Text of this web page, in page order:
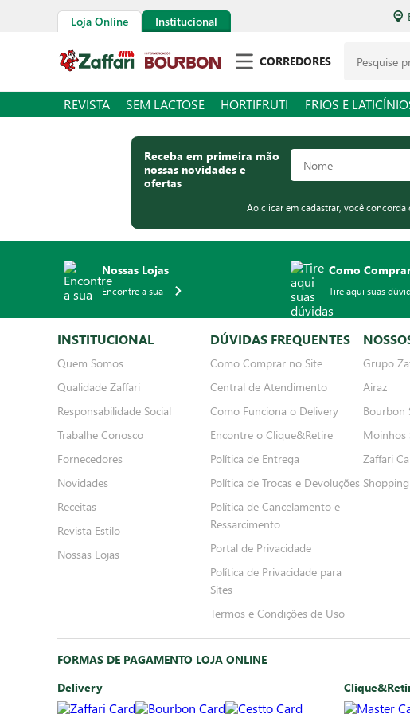
Loja Online Institucional
CORREDORES
REVISTA SEM LACTOSE HORTIFRUTI FRIOS E
Receba em primeira mão
nossas novidades e
ofertas
Ao clicar em cadastrar, você concorda
Nossas Lojas
Encontre a sua
Como
Tire aqui suas
INSTITUCIONAL
Quem Somos
Qualidade Zaffari
Responsabilidade Social
Trabalhe Conosco
Fornecedores
Novidades
Receitas
Revista Estilo
Nossas Lojas
DÚVIDAS FREQUENTES
Como Comprar no Site
Central de Atendimento
Como Funciona o Delivery
Encontre o Clique&Retire
Política de Entrega
Política de Trocas e Devoluções
Política de Cancelamento e
Ressarcimento
Portal de Privacidade
Política de Privacidade para
Sites
Termos e Condições de Uso
Grupo
Airaz
Bourbon
Moinhos
Zaffari
FORMAS DE PAGAMENTO LOJA ONLINE
Delivery